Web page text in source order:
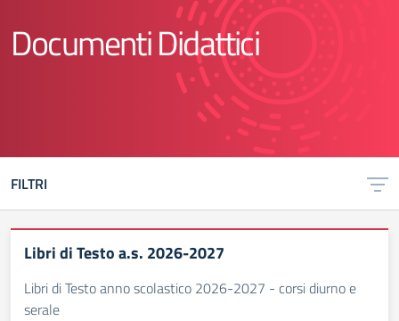
Documenti Didattici
FILTRI
Libri di Testo a.s. 2026-2027
Libri di Testo anno scolastico 2026-2027 - corsi diurno e
serale